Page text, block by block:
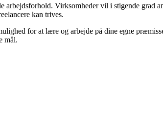
Virksomheder vil i stigende grad
kan trives.
for at lære og arbejde på dine egne
mål.